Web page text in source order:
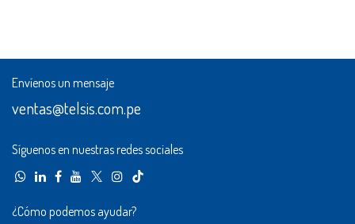
Envíenos un mensaje
ventas@telsis.com.pe
Síguenos en nuestras redes sociales
¿Cómo podemos ayudar?